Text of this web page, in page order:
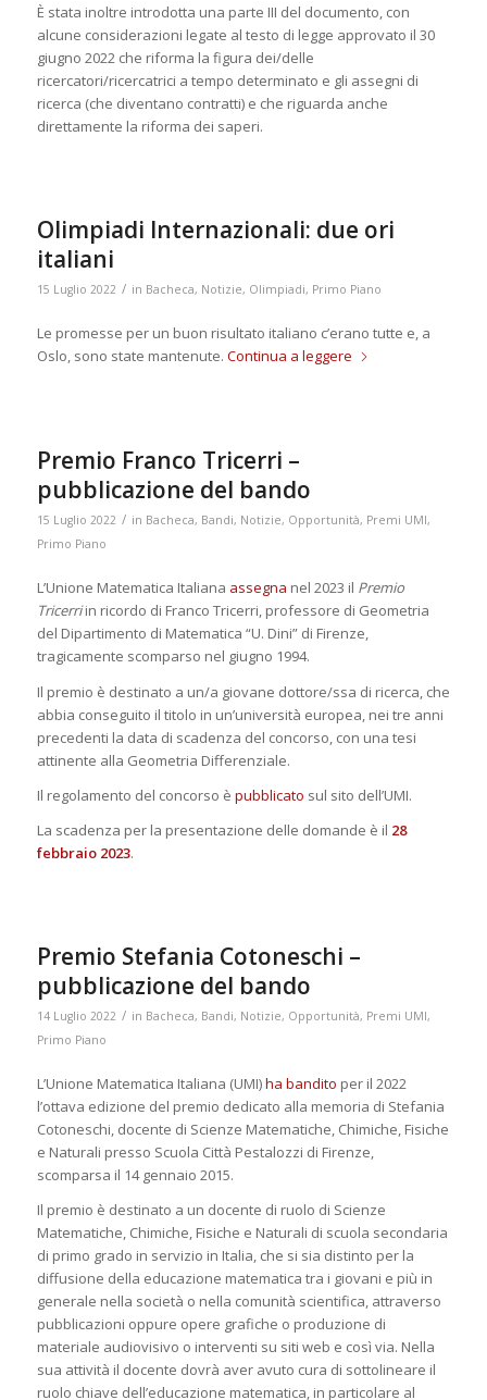
È stata inoltre introdotta una parte III del documento, con
alcune considerazioni legate al testo di legge approvato il 30
giugno 2022 che riforma la figura dei/delle
ricercatori/ricercatrici a tempo determinato e gli assegni di
ricerca (che diventano contratti) e che riguarda anche
direttamente la riforma dei saperi.
Olimpiadi Internazionali: due ori
italiani
15 Luglio 2022 / in Bacheca, Notizie, Olimpiadi, Primo Piano
Le promesse per un buon risultato italiano c’erano tutte e, a
Oslo, sono state mantenute. Continua a leggere
Premio Franco Tricerri –
pubblicazione del bando
15 Luglio 2022 / in Bacheca, Bandi, Notizie, Opportunità, Premi UMI,
Primo Piano
L’Unione Matematica Italiana assegna nel 2023 il Premio
Tricerriin ricordo di Franco Tricerri, professore di Geometria
del Dipartimento di Matematica “U. Dini” di Firenze,
tragicamente scomparso nel giugno 1994.
Il premio è destinato a un/a giovane dottore/ssa di ricerca, che
abbia conseguito il titolo in un’università europea, nei tre anni
precedenti la data di scadenza del concorso, con una tesi
attinente alla Geometria Differenziale.
Il regolamento del concorso è pubblicato sul sito dell’UMI.
La scadenza per la presentazione delle domande è il 28
febbraio 2023.
Premio Stefania Cotoneschi –
pubblicazione del bando
14 Luglio 2022 / in Bacheca, Bandi, Notizie, Opportunità, Premi UMI,
Primo Piano
L’Unione Matematica Italiana (UMI)ha bandito per il 2022
l’ottava edizione del premio dedicato alla memoria di Stefania
Cotoneschi, docente di Scienze Matematiche, Chimiche, Fisiche
e Naturali presso Scuola Città Pestalozzi di Firenze,
scomparsa il 14 gennaio 2015.
Il premio è destinato a un docente di ruolo di Scienze
Matematiche, Chimiche, Fisiche e Naturali di scuola secondaria
di primo grado in servizio in Italia, che si sia distinto per la
diffusione della educazione matematica tra i giovani e più in
generale nella società o nella comunità scientifica, attraverso
pubblicazioni oppure opere grafiche o produzione di
materiale audiovisivo o interventi su siti web e così via. Nella
sua attività il docente dovrà aver avuto cura di sottolineare il
ruolo chiave dell’educazione matematica, in particolare al